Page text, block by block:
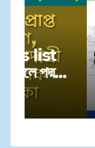
Bengali |
বিকাশের
28